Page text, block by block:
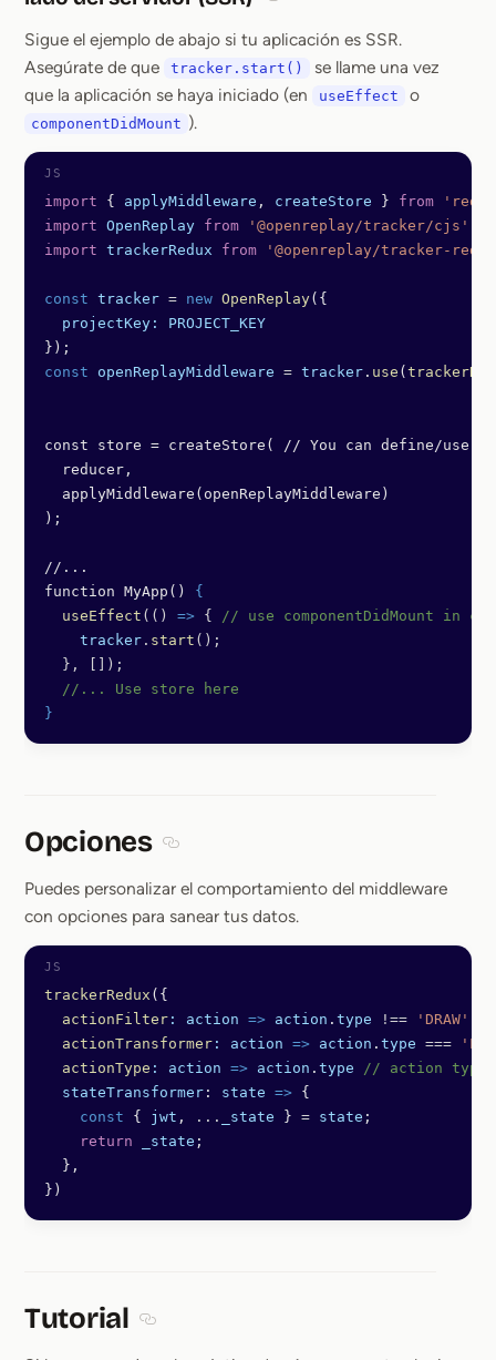
Sigue el ejemplo de abajo si tu aplicación es SSR.
Asegúrate de que
tracker.start()
se llame una vez
que la aplicación se haya iniciado (en
useEffect o
componentDidMount ).
import { applyMiddleware , createStore } from
import OpenReplay from '@openreplay/tracker/cjs'
import trackerRedux from '@openreplay/tracker-
const tracker = new OpenReplay({
  projectKey:
PROJECT_KEY
});
const openReplayMiddleware = tracker . use (
const store = createStore( // You can define/use it
  reducer,
  applyMiddleware(openReplayMiddleware)
);
//...
function MyApp() {
  useEffect
(() => { // use componentDidMount in
    tracker
. start ();
  }, []);
  //... Use store here
}
Opciones
Puedes personalizar el comportamiento del middleware
con opciones para sanear tus datos.
trackerRedux ({
  actionFilter
: action => action . type !== 'DRAW'
  actionTransformer
: action => action . type ===
  actionType
: action => action . type // action type
  stateTransformer
: state => {
    const
{ jwt , ... _state } = state ;
    return
_state ;
  },
})
Tutorial